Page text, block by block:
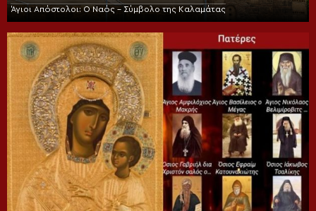
Άγιοι Απόστολοι: Ο Ναός – Σύμβολο της Καλαμάτας